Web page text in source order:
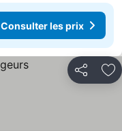
Consulter les prix
Partager